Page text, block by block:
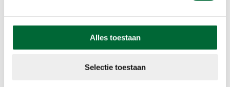
Alles toestaan
Selectie toestaan
doordeweeks bijna allemaal te bezoeken.
Zaterdag en zondag is een aantal gesloten.
Een routekaart met hofjes en uitleg vind je
5. Oeroude bedstedes in Utrecht: